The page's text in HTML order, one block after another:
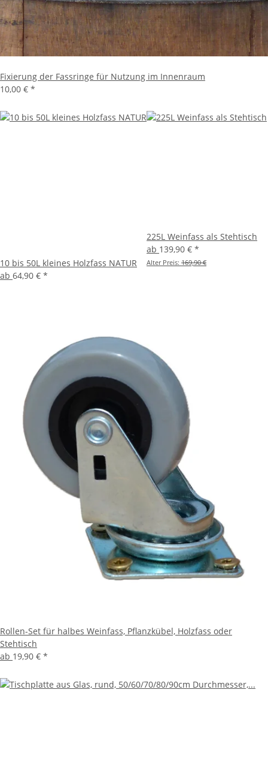
Fixierung der Fassringe für Nutzung im Innenraum
10,00 € *
10 bis 50L kleines Holzfass NATUR
ab 64,90 € *
225L Weinfass als Stehtisch
ab 139,90 € *
Alter Preis: 169,90 €
Rollen-Set für halbes Weinfass, Pflanzkübel, Holzfass oder
Stehtisch
ab 19,90 € *